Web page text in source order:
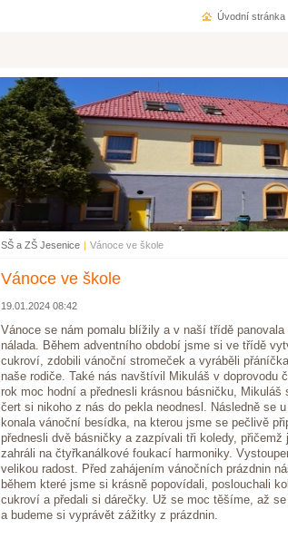
SŠ a ZŠ Jesenice | Vánoce ve škole
Vánoce ve škole
19.01.2024 08:42
Vánoce se nám pomalu blížily a v naší třídě
nálada. Během adventního období jsme si ve třídě
cukroví, zdobili vánoční stromeček a vyráběli
naše rodiče. Také nás navštívil Mikuláš v doprovodu
rok moc hodní a přednesli krásnou básničku, Mikuláš
čert si nikoho z nás do pekla neodnesl. Následně se
konala vánoční besídka, na kterou jsme se pečlivě
přednesli dvě básničky a zazpívali tři koledy,
zahráli na čtyřkanálkové foukací harmoniky.
velikou radost. Před zahájením vánočních prázdnin
během které jsme si krásně popovídali, poslouchali
cukroví a předali si dárečky. Už se moc těšíme, až
a budeme si vyprávět zážitky z prázdnin.
Úvodní stránka